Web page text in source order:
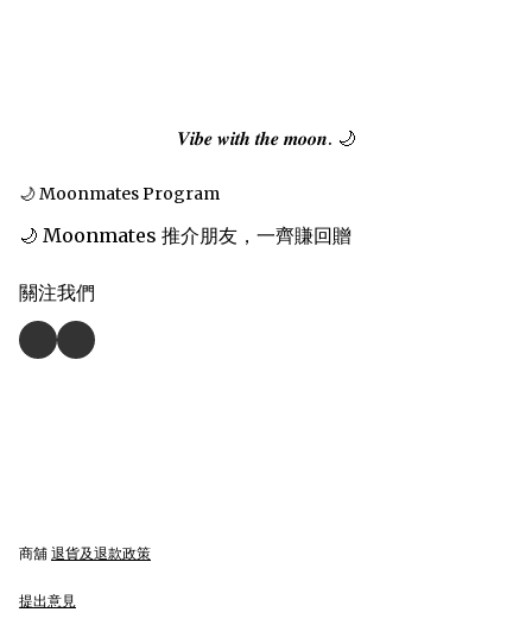
𝑽𝒊𝒃𝒆 𝒘𝒊𝒕𝒉 𝒕𝒉𝒆 𝒎𝒐𝒐𝒏. 🌙
🌙 Moonmates Program
🌙 Moonmates 推介朋友，一齊賺回贈
關注我們
商舖 退貨及退款政策
提出意見